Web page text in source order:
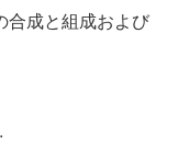
合成と組成および